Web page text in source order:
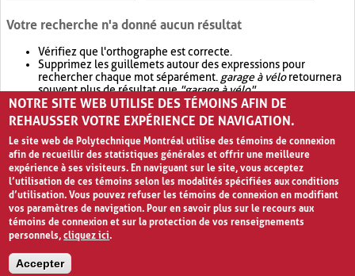
Votre recherche n'a donné aucun résultat
Vérifiez que l'orthographe est correcte.
Supprimez les guillemets autour des expressions pour
rechercher chaque mot séparément. garage à véloretournera
souvent plus de résultat que"garage à vélo".
Envisagez d'élargir votre recherche avec OR.garage OR vélo
retournera souvent plus de résultat quegarage à vélo
NOTRE SITE WEB UTILISE DES TÉMOINS AFIN DE
REHAUSSER VOTRE EXPÉRIENCE DE NAVIGATION.
Le site web de Polytechnique Montréal utilise des témoins de connexion
afin de recueillir des statistiques générales et offrir une meilleure
expérience à ses visiteurs. En naviguant sur le site, vous acceptez
l’utilisation de ces témoins selon les modalités spécifiées aux conditions
d’utilisation. Vous pouvez refuser les témoins de connexion en modifiant
vos paramètres de navigation. Pour en savoir plus sur le recours aux
témoins de connexion et sur la protection de vos renseignements
personnels,cliquez ici.
Accepter